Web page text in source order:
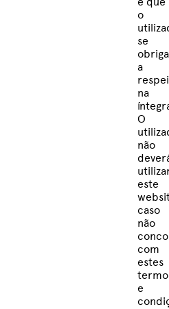
o
se
obriga
a
na
O
não
este
caso
não
com
estes
e